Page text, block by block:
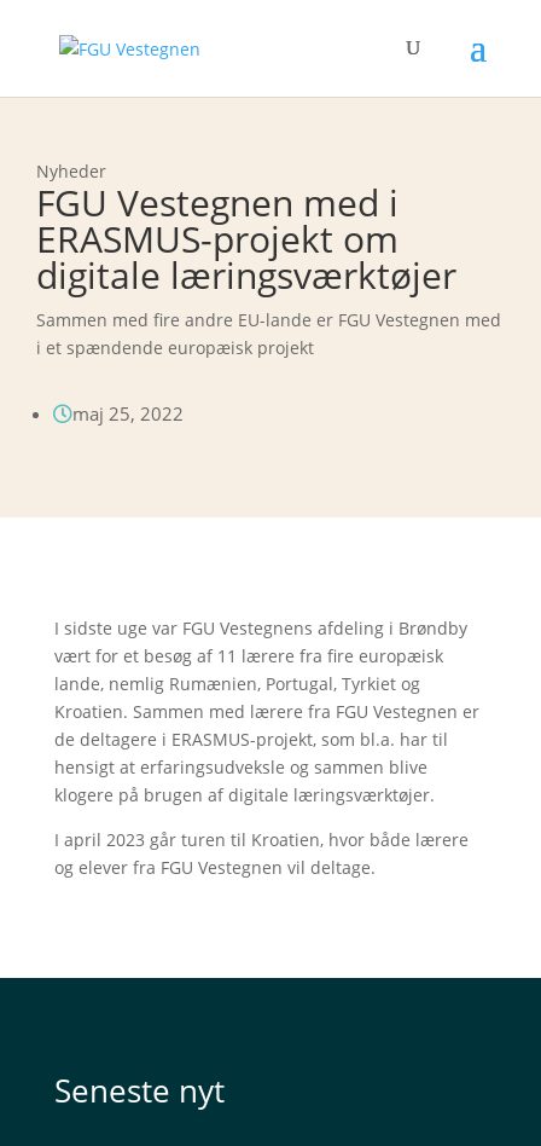
Nyheder
FGU Vestegnen med i
ERASMUS-projekt om
digitale læringsværktøjer
Sammen med fire andre EU-lande er FGU Vestegnen med
i et spændende europæisk projekt
maj 25, 2022
I sidste uge var FGU Vestegnens afdeling i Brøndby
vært for et besøg af 11 lærere fra fire europæisk
lande, nemlig Rumænien, Portugal, Tyrkiet og
Kroatien. Sammen med lærere fra FGU Vestegnen er
de deltagere i ERASMUS-projekt, som bl.a. har til
hensigt at erfaringsudveksle og sammen blive
klogere på brugen af digitale læringsværktøjer.
I april 2023 går turen til Kroatien, hvor både lærere
og elever fra FGU Vestegnen vil deltage.
Seneste nyt